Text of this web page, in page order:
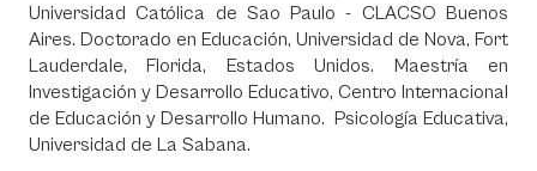
Universidad Católica de Sao Paulo - CLACSO Buenos
Aires. Doctorado en Educación, Universidad de Nova, Fort
Lauderdale, Florida, Estados Unidos. Maestría en
Investigación y Desarrollo Educativo, Centro Internacional
de Educación y Desarrollo Humano. Psicología Educativa,
Universidad de La Sabana.